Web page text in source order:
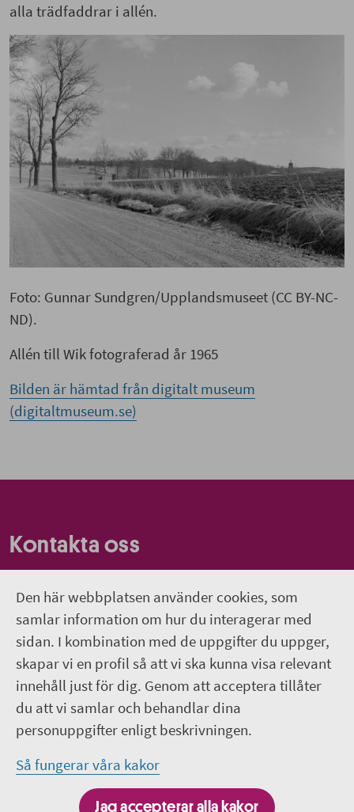
Den här webbplatsen använder cookies, som
samlar information om hur du interagerar med
sidan. I kombination med de uppgifter du uppger,
skapar vi en profil så att vi ska kunna visa relevant
innehåll just för dig. Genom att acceptera tillåter
du att vi samlar och behandlar dina
personuppgifter enligt beskrivningen.
Så fungerar våra kakor
Jag accepterar alla kakor
Foto: Gunnar Sundgren/Upplandsmuseet (CC BY-
Allén till Wik fotograferad år 1965
Bilden är hämtad från digitalt museum
(digitaltmuseum.se)
alla trädfaddrar i allén.
Foto: Gunnar Sundgren/Upplandsmuseet (CC BY-NC-
ND).
Allén till Wik fotograferad år 1965
Bilden är hämtad från digitalt museum
(digitaltmuseum.se)
Kontakta oss
Hitta till Wiks slott
018-611 66 60
wiks.slott@regionuppsala.se
Följ oss på sociala medier
Följ oss på Facebook